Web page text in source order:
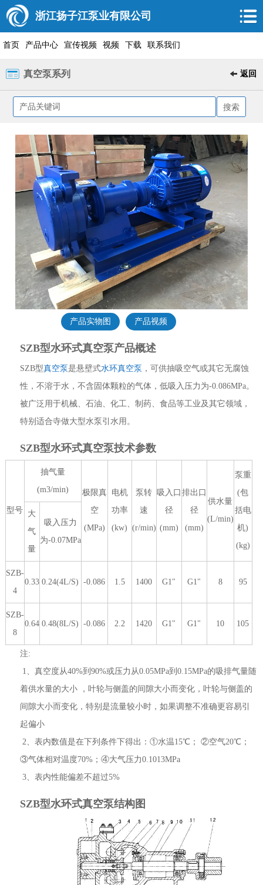
浙江扬子江泵业有限公司
首页 产品中心 宣传视频 视频 下载 联系我们
真空泵系列 返回
产品实物图 产品视频
SZB型水环式真空泵产品概述
SZB型真空泵是悬壁式水环真空泵 ，可供抽吸空气或其它无腐蚀
性，不溶于水，不含固体颗粒的气体，低吸入压力为-0.086MPa。
被广泛用于机械、石油、化工、制药、食品等工业及其它领域，
特别适合寺做大型水泵引水用。
SZB型水环式真空泵技术参数
型号
抽气量
(m3/min)
极限真
空
(MPa)
电机
功率
(kw)
泵转
速
(r/min)
吸入口
径
(mm)
排出口
径
(mm)
供水量
(L/min)
泵重
(包
括电
机)
(kg)
大
气
量
吸入压力
为-0.07MPa
SZB-
4
0.33 0.24(4L/S) -0.086 1.5 1400 G1" G1" 8 95
SZB-
8
0.64 0.48(8L/S) -0.086 2.2 1420 G1" G1" 10 105
注:
1、真空度从40%到90%或压力从0.05MPa到0.15MPa的吸排气量随
着供水量的大小 ，叶轮与侧盖的间隙大小而变化，叶轮与侧盖的
间隙大小而变化，特别是流量较小时，如果调整不准确更容易引
起偏小
2、表内数值是在下列条件下得出：①水温15℃； ②空气20℃；
③气体相对温度70%；④大气压力0.1013MPa
3、表内性能偏差不超过5%
SZB型水环式真空泵结构图